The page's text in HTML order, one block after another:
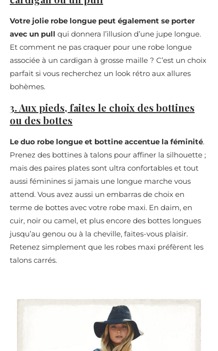
Votre jolie robe longue peut également se porter
avec un pull qui donnera l’illusion d’une jupe longue.
Et comment ne pas craquer pour une robe longue
associée à un cardigan à grosse maille ? C’est un choix
parfait si vous recherchez un look rétro aux allures
bohèmes.
3. Aux pieds, faites le choix des bottines
ou des bottes
Le duo robe longue et bottine accentue la féminité.
Prenez des bottines à talons pour affiner la silhouette ;
mais des paires plates sont ultra confortables et tout
aussi féminines si jamais une longue marche vous
attend. Vous avez aussi un embarras de choix en
terme de bottes avec votre robe maxi. En daim, en
cuir, noir ou camel, et plus encore des bottes longues
jusqu’au genou ou à la cheville, faites-vous plaisir.
Retenez simplement que les robes maxi préfèrent les
talons carrés.